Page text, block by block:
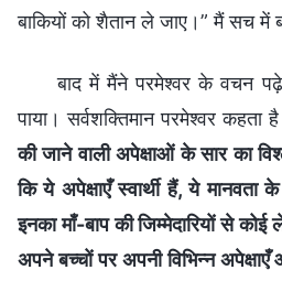
बाकियों को शैतान ले जाए।” मैं सच में
बाद में मैंने परमेश्वर के वचन
पाया। सर्वशक्तिमान परमेश्वर कहता
की जाने वाली अपेक्षाओं के सार का
कि ये अपेक्षाएँ स्वार्थी हैं, ये
इनका माँ-बाप की जिम्मेदारियों से
अपने बच्चों पर अपनी विभिन्न